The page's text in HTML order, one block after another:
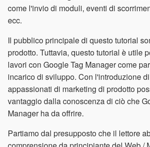
come l'invio di moduli, eventi di
ecc.
Il pubblico principale di questo tutorial
prodotto. Tuttavia, questo tutorial è utile
lavori con Google Tag Manager come
incarico di sviluppo. Con l'introduzione
appassionati di marketing di prodotto
vantaggio dalla conoscenza di ciò che
Manager ha da offrire.
Partiamo dal presupposto che il lettore